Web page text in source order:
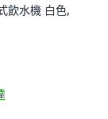
飲水機 白色,